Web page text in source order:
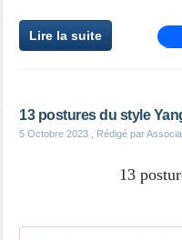
Lire la suite
13 postures du style
5 Octobre 2023 , Rédigé par
13